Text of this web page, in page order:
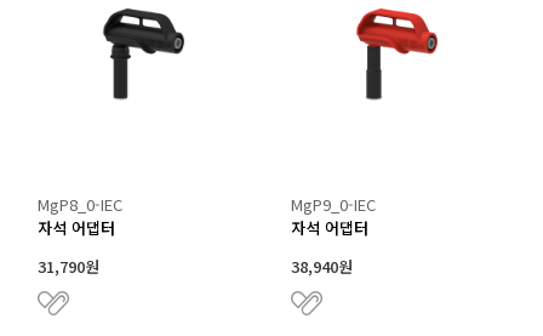
MgP8_0-IEC
자석 어댑터
31,790원
MgP9_0-IEC
자석 어댑터
38,940원